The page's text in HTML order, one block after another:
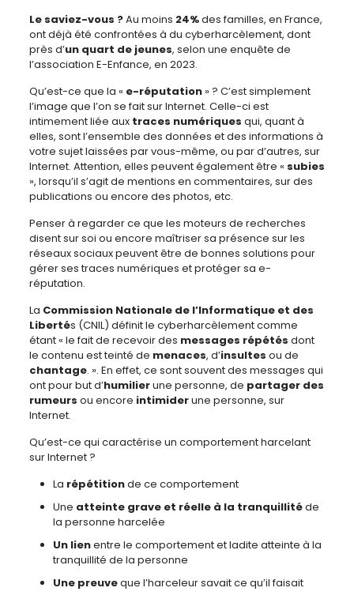
Le saviez-vous ?Au moins 24%des familles, en France,
ont déjà été confrontées à du cyberharcèlement, dont
près d’un quart de jeunes, selon une enquête de
l’association E-Enfance, en 2023.
Qu’est-ce que la « e-réputation» ? C’est simplement
l’image que l’on se fait sur Internet. Celle-ci est
intimement liée aux traces numériques qui, quant à
elles, sont l’ensemble des données et des informations à
votre sujet laissées par vous-même, ou par d’autres, sur
Internet. Attention, elles peuvent également être « subies
», lorsqu’il s’agit de mentions en commentaires, sur des
publications ou encore des photos, etc.
Penser à regarder ce que les moteurs de recherches
disent sur soi ou encore maîtriser sa présence sur les
réseaux sociaux peuvent être de bonnes solutions pour
gérer ses traces numériques et protéger sa e-
réputation.
La Commission Nationale de l’Informatique et des
Libertés (CNIL) définit le cyberharcèlement comme
étant « le fait de recevoir des messages répétés dont
le contenu est teinté de menaces, d’insultes ou de
chantage. ». En effet, ce sont souvent des messages qui
ont pour but d’humilierune personne, de partager des
rumeurs ou encore intimiderune personne, sur
Internet.
Qu’est-ce qui caractérise un comportement harcelant
sur Internet ?
La répétitionde ce comportement
Une atteinte grave et réelle à la tranquillitéde
la personne harcelée
Un lienentre le comportement et ladite atteinte à la
tranquillité de la personne
Une preuveque l’harceleur savait ce qu’il faisait